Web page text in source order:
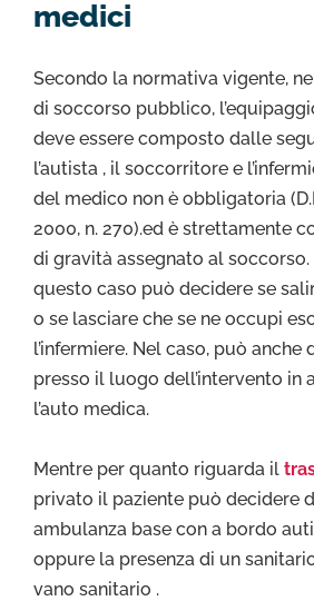
medici
Secondo la normativa vigente,
di soccorso pubblico,
deve essere composto dalle
l’autista , il soccorritore e
del medico non è obbligatoria
2000, n. 270).ed è strettamente
di gravità assegnato al
questo caso può decidere se
o se lasciare che se ne occupi
l’infermiere. Nel caso, può anche
presso il luogo dell’intervento in
l’auto medica.
Mentre per quanto riguarda il
privato il paziente può decidere
ambulanza base con a bordo
oppure la presenza di un
vano sanitario .